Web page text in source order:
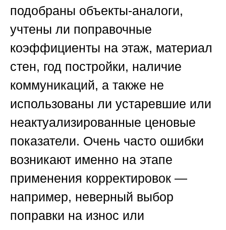
подобраны объекты-аналоги,
учтены ли поправочные
коэффициенты на этаж, материал
стен, год постройки, наличие
коммуникаций, а также не
использованы ли устаревшие или
неактуализированные ценовые
показатели. Очень часто ошибки
возникают именно на этапе
применения корректировок —
например, неверный выбор
поправки на износ или